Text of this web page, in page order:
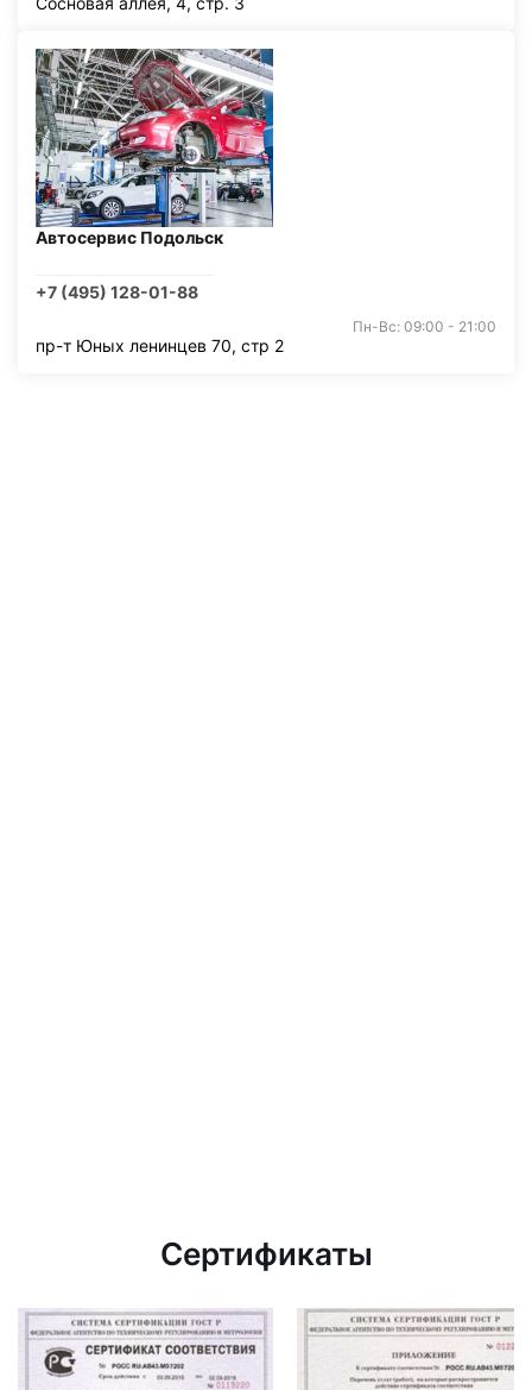
Автосервис Подольск
+7 (495) 128-01-88
Пн-Вс: 09:00 - 21:00
пр-т Юных ленинцев 70, стр 2
Сертификаты